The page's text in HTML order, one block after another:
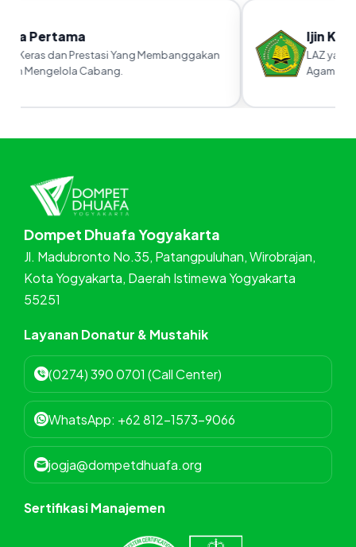
Pertama
dan Prestasi Yang Membanggakan
Mengelola Cabang.
Ijin
LAZ yang
Agama RI
Dompet Dhuafa Yogyakarta
Jl. Madubronto No.35, Patangpuluhan, Wirobrajan,
Kota Yogyakarta, Daerah Istimewa Yogyakarta
55251
Layanan Donatur & Mustahik
(0274) 390 0701 (Call Center)
WhatsApp: +62 812-1573-9066
jogja@dompetdhuafa.org
Sertifikasi Manajemen